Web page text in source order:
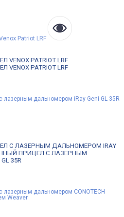
PATRIOT LRF
PATRIOT LRF
С ЛАЗЕРНЫМ ДАЛЬНОМЕРОМ IRAY
ПРИЦЕЛ С ЛАЗЕРНЫМ
35R